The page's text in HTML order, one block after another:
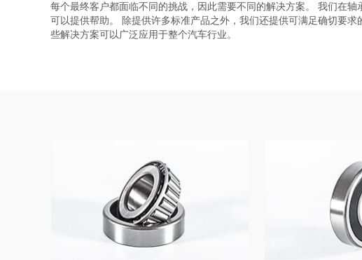
每个最终客户都面临不同的挑战，因此需要不同的解决方案。 我们在轴
可以提供帮助。 除提供许多标准产品之外，我们还提供可满足确切要求
些解决方案可以广泛应用于整个汽车行业。